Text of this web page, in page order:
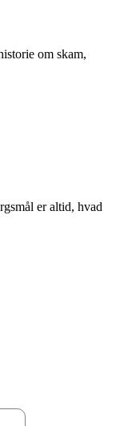
om skam,
er altid, hvad